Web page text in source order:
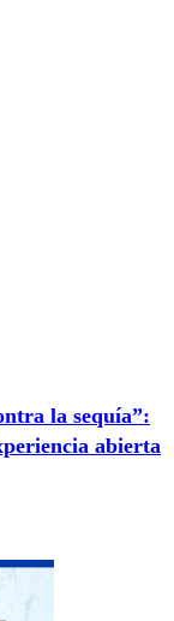
la sequía”:
abierta